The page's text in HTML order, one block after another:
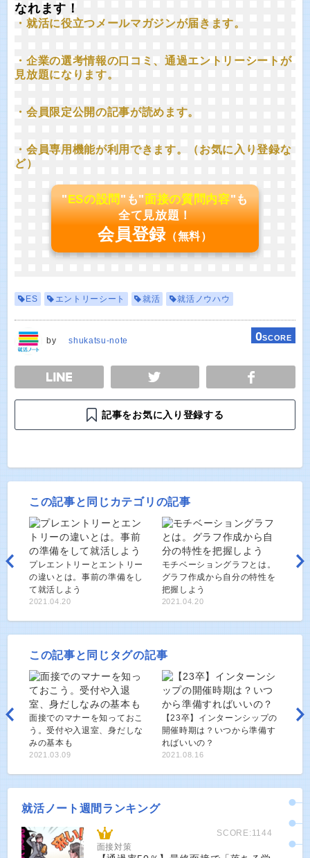
なれます！
・就活に役立つメールマガジンが届きます。
・企業の選考情報の口コミ、通過エントリーシートが
見放題になります。
・会員限定公開の記事が読めます。
・会員専用機能が利用できます。（お気に入り登録な
ど）
"ESの設問"も"面接の質問内容"も
全て見放題！
会員登録 （無料）
ES エントリーシート 就活 就活ノウハウ
by shukatsu-note 0SCORE
TWEET
記事をお気に入り登録する
この記事と同じカテゴリの記事
プレエントリーとエントリー
の違いとは。事前の準備をし
て就活しよう
2021.04.20
モチベーショングラフとは。
グラフ作成から自分の特性を
把握しよう
2021.04.20
この記事と同じタグの記事
面接でのマナーを知っておこ
う。受付や入退室、身だしな
みの基本も
2021.03.09
【23卒】インターンシップの
開催時期は？いつから準備す
ればいいの？
2021.08.16
就活ノート週間ランキング
SCORE:1144
面接対策